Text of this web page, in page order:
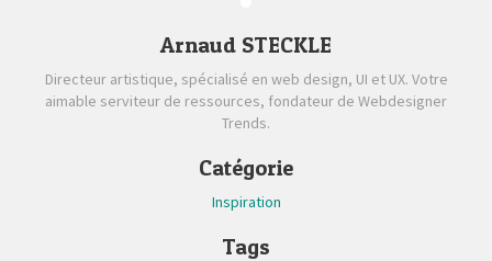
Arnaud STECKLE
Directeur artistique, spécialisé en web design, UI et UX. Votre
aimable serviteur de ressources, fondateur de Webdesigner
Trends.
Catégorie
Inspiration
Tags